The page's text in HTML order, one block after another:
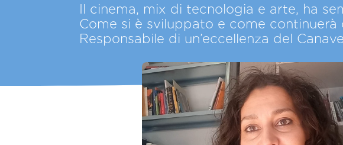
Il cinema, mix di tecnologia e arte, ha
Come si è sviluppato e come
Responsabile di un’eccellenza del